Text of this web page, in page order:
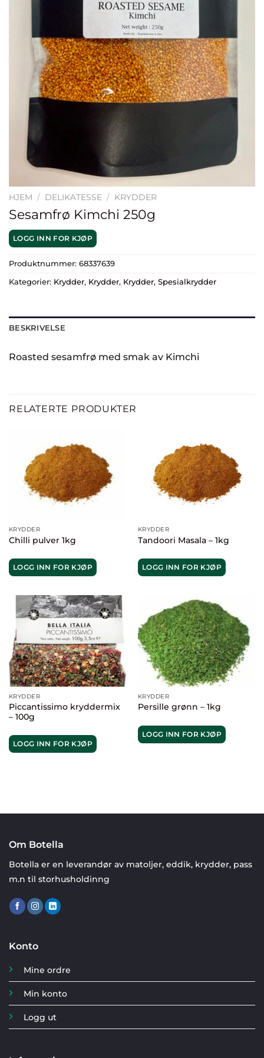
HJEM / DELIKATESSE / KRYDDER
Sesamfrø Kimchi 250g
LOGG INN FOR KJØP
Produktnummer: 68337639
Kategorier: Krydder, Krydder, Krydder, Spesialkrydder
BESKRIVELSE
Roasted sesamfrø med smak av Kimchi
RELATERTE PRODUKTER
KRYDDER
Chilli pulver 1kg
LOGG INN FOR KJØP
KRYDDER
Tandoori Masala – 1kg
LOGG INN FOR KJØP
KRYDDER
Piccantissimo kryddermix
– 100g
LOGG INN FOR KJØP
KRYDDER
Persille grønn – 1kg
LOGG INN FOR KJØP
Om Botella
Botella er en leverandør av matoljer, eddik, krydder, pass
m.n til storhusholdinng
Konto
Mine ordre
Min konto
Logg ut